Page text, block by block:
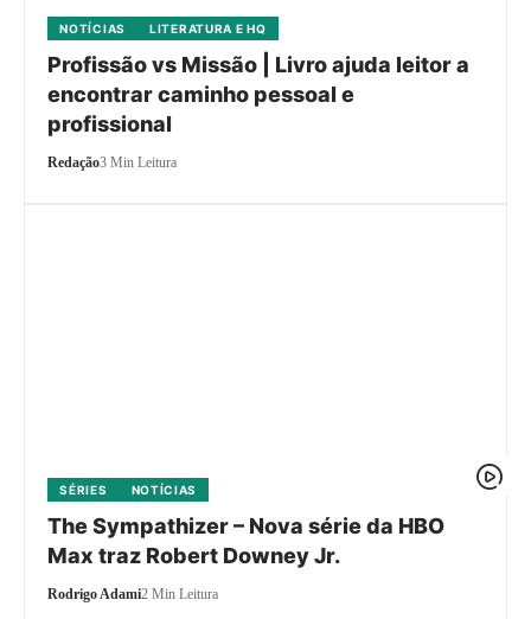
NOTÍCIAS LITERATURA E HQ
Profissão vs Missão | Livro ajuda leitor a
encontrar caminho pessoal e
profissional
Redação3 Min Leitura
SÉRIES NOTÍCIAS
The Sympathizer – Nova série da HBO
Max traz Robert Downey Jr.
Rodrigo Adami2 Min Leitura